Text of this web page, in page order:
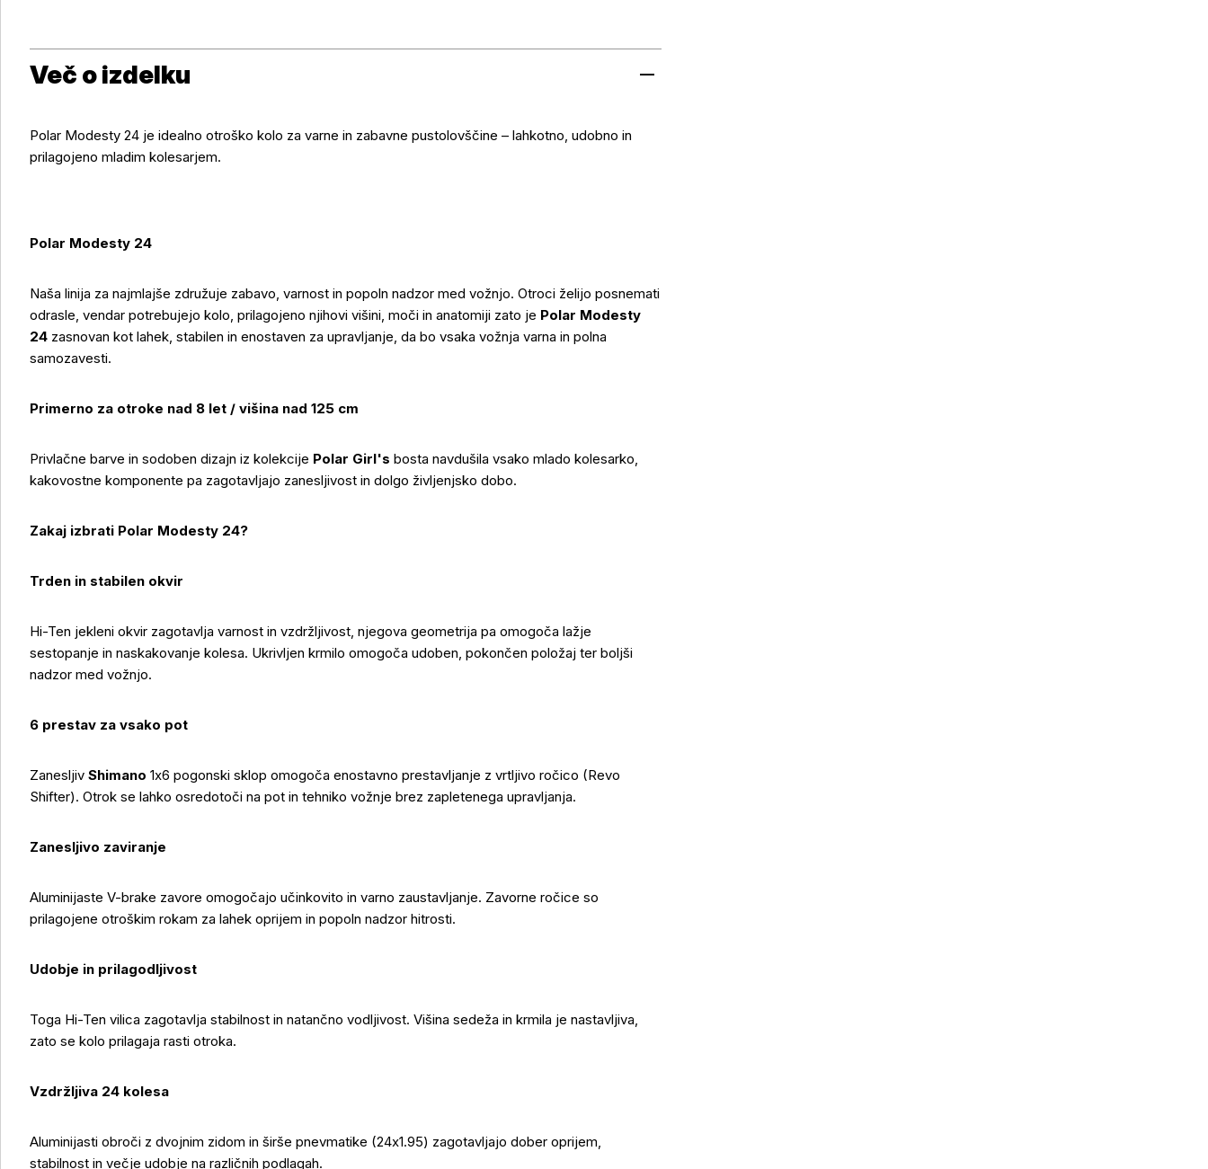
Več o izdelku
Več o izdelku
Polar Modesty 24 je idealno otroško kolo za varne in zabavne pustolovščine – lahkotno, udobno in
prilagojeno mladim kolesarjem.
Polar Modesty 24
Naša linija za najmlajše združuje zabavo, varnost in popoln nadzor med vožnjo. Otroci želijo posnemati
odrasle, vendar potrebujejo kolo, prilagojeno njihovi višini, moči in anatomiji zato je Polar Modesty
24 zasnovan kot lahek, stabilen in enostaven za upravljanje, da bo vsaka vožnja varna in polna
samozavesti.
Primerno za otroke nad 8 let / višina nad 125 cm
Privlačne barve in sodoben dizajn iz kolekcije Polar Girl's bosta navdušila vsako mlado kolesarko,
kakovostne komponente pa zagotavljajo zanesljivost in dolgo življenjsko dobo.
Zakaj izbrati Polar Modesty 24?
Trden in stabilen okvir
Hi-Ten jekleni okvir zagotavlja varnost in vzdržljivost, njegova geometrija pa omogoča lažje
sestopanje in naskakovanje kolesa. Ukrivljen krmilo omogoča udoben, pokončen položaj ter boljši
nadzor med vožnjo.
6 prestav za vsako pot
Zanesljiv Shimano 1x6 pogonski sklop omogoča enostavno prestavljanje z vrtljivo ročico (Revo
Shifter). Otrok se lahko osredotoči na pot in tehniko vožnje brez zapletenega upravljanja.
Zanesljivo zaviranje
Aluminijaste V-brake zavore omogočajo učinkovito in varno zaustavljanje. Zavorne ročice so
prilagojene otroškim rokam za lahek oprijem in popoln nadzor hitrosti.
Udobje in prilagodljivost
Toga Hi-Ten vilica zagotavlja stabilnost in natančno vodljivost. Višina sedeža in krmila je nastavljiva,
zato se kolo prilagaja rasti otroka.
Vzdržljiva 24 kolesa
Aluminijasti obroči z dvojnim zidom in širše pnevmatike (24x1.95) zagotavljajo dober oprijem,
stabilnost in večje udobje na različnih podlagah.